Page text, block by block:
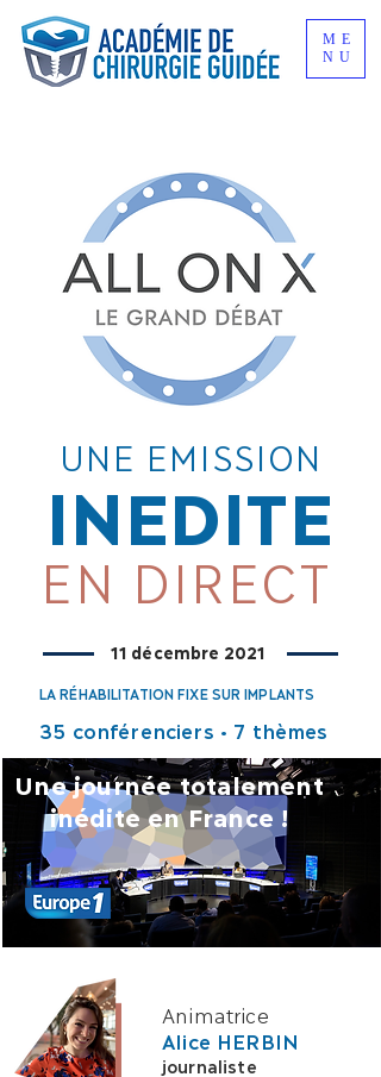
ME
NU
UNE EMISSION
INEDITE
EN DIRECT
11 décembre 2021
LA RÉHABILITATION FIXE SUR IMPLANTS
35 conférenciers • 7 thèmes
Animatrice
Alice HERBIN
journaliste
Une journée totalement
inédite en France !